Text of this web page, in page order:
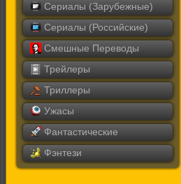
Сериалы (Зарубежные)
Сериалы (Российские)
Смешные Переводы
Трейлеры
Триллеры
Ужасы
Фантастические
Фэнтези